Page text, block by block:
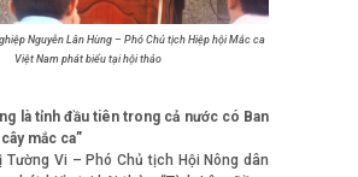
Nguyễn Lân Hùng – Phó Chủ tịch Hiệp hội Mắc ca
Việt Nam phát biểu tại hội thảo
là tỉnh đầu tiên trong cả nước có Ban
mắc ca”
Tường Vi – Phó Chủ tịch Hội Nông dân